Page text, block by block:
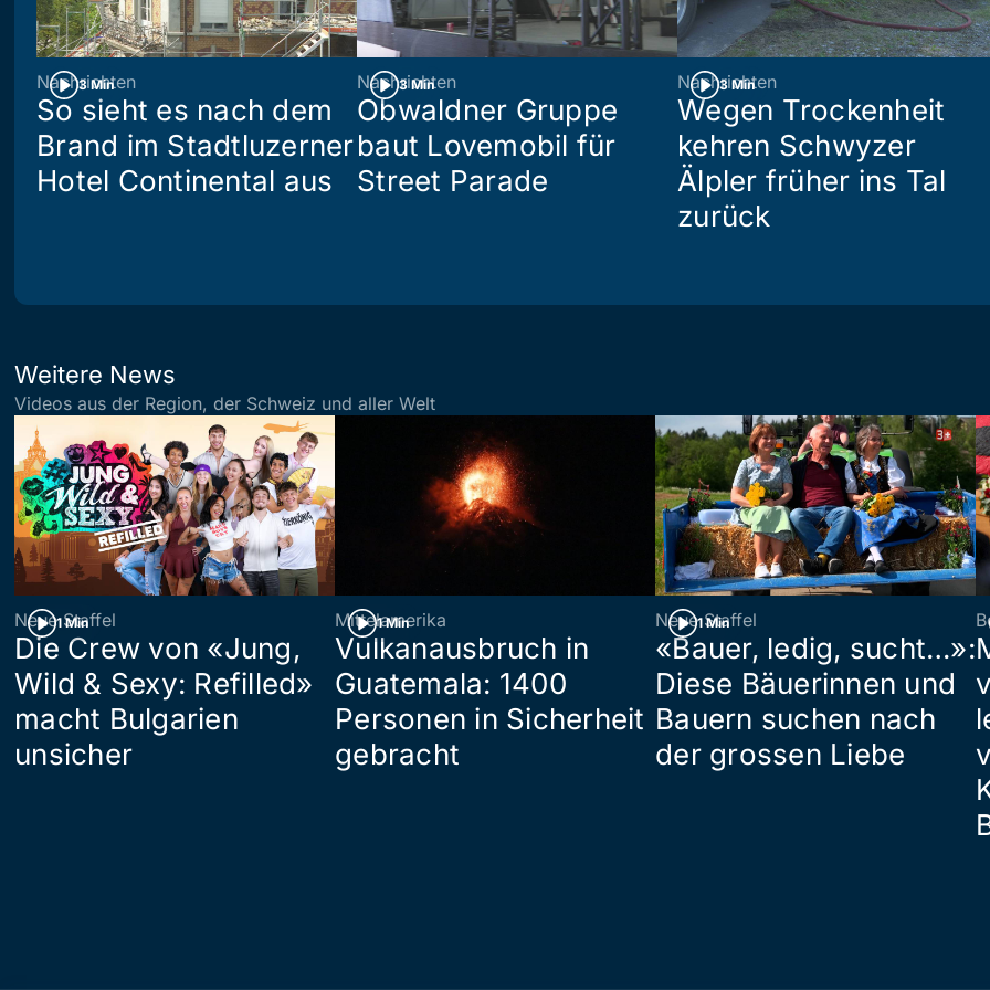
3 Min
Nachrichten
So sieht es nach dem
Brand im Stadtluzerner
Hotel Continental aus
3 Min
Nachrichten
Obwaldner Gruppe
baut Lovemobil für
Street Parade
3 Min
Nachrichten
Wegen Trockenheit
kehren Schwyzer
Älpler früher ins Tal
zurück
Weitere News
Videos aus der Region, der Schweiz und aller Welt
1 Min
Neue Staffel
Die Crew von «Jung,
Wild & Sexy: Refilled»
macht Bulgarien
unsicher
1 Min
Mittelamerika
Vulkanausbruch in
Guatemala: 1400
Personen in Sicherheit
gebracht
1 Min
Neue Staffel
«Bauer, ledig, sucht…»:
Diese Bäuerinnen und
Bauern suchen nach
der grossen Liebe